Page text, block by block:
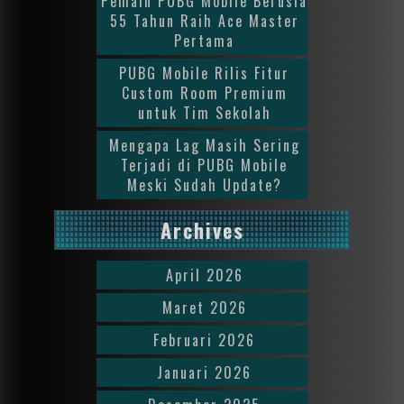
55 Tahun Raih Ace Master
Pertama
PUBG Mobile Rilis Fitur
Custom Room Premium
untuk Tim Sekolah
Mengapa Lag Masih Sering
Terjadi di PUBG Mobile
Meski Sudah Update?
Archives
April 2026
Maret 2026
Februari 2026
Januari 2026